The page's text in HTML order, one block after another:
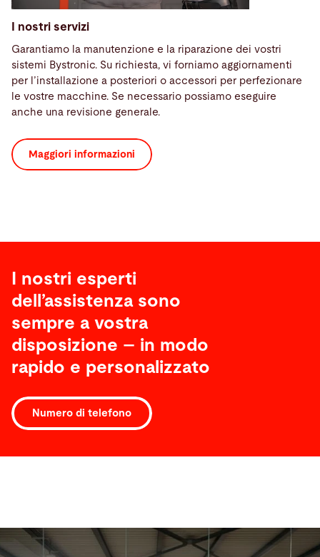
I nostri servizi
Garantiamo la manutenzione e la riparazione dei vostri
sistemi Bystronic. Su richiesta, vi forniamo aggiornamenti
per l’installazione a posteriori o accessori per perfezionare
le vostre macchine. Se necessario possiamo eseguire
anche una revisione generale.
Maggiori informazioni
I nostri esperti
dell’assistenza sono
sempre a vostra
disposizione – in modo
rapido e personalizzato
Numero di telefono